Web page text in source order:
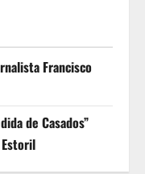
Francisco
de Casados”